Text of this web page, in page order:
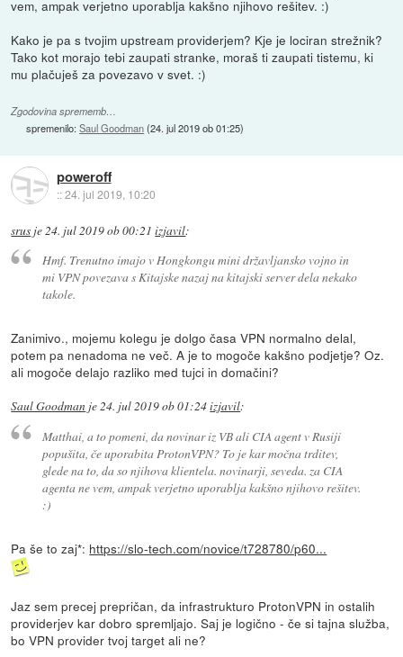
vem, ampak verjetno uporablja kakšno njihovo rešitev. :)
Kako je pa s tvojim upstream providerjem? Kje je lociran strežnik?
Tako kot morajo tebi zaupati stranke, moraš ti zaupati tistemu, ki
mu plačuješ za povezavo v svet. :)
Zgodovina sprememb…
spremenilo:Saul Goodman(24. jul 2019 ob 01:25)
poweroff
::24. jul 2019, 10:20
srus je24. jul 2019 ob 00:21 izjavil:
Hmf. Trenutno imajo v Hongkongu mini državljansko vojno in
mi VPN povezava s Kitajske nazaj na kitajski server dela nekako
takole.
Zanimivo., mojemu kolegu je dolgo časa VPN normalno delal,
potem pa nenadoma ne več. A je to mogoče kakšno podjetje? Oz.
ali mogoče delajo razliko med tujci in domačini?
Saul Goodman je24. jul 2019 ob 01:24izjavil:
Matthai, a to pomeni, da novinar iz VB ali CIA agent v Rusiji
popušita, če uporabita ProtonVPN? To je kar močna trditev,
glede na to, da so njihova klientela. novinarji, seveda. za CIA
agenta ne vem, ampak verjetno uporablja kakšno njihovo rešitev.
:)
Pa še to zaj*: https://slo-tech.com/novice/t728780/p60...
Jaz sem precej prepričan, da infrastrukturo ProtonVPN in ostalih
providerjev kar dobro spremljajo. Saj je logično - če si tajna služba,
bo VPN provider tvoj target ali ne?